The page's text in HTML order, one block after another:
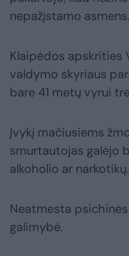
nepažįstamo asmens.
Klaipėdos apskrities
valdymo skyriaus
bare 41 metų vyrui
Įvykį mačiusiems
smurtautojas galėjo
alkoholio ar narkotikų.
Neatmesta
galimybė.